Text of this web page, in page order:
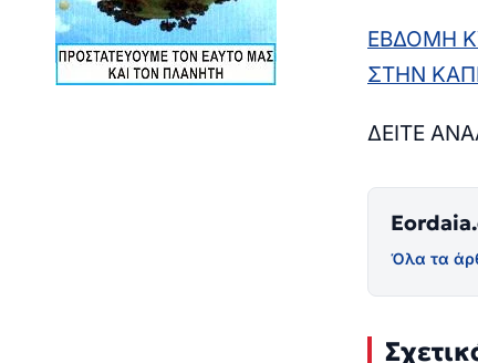
ΕΒΔΟΜΗ
ΣΤΗΝ
ΔΕΙΤΕ
Όλα τα